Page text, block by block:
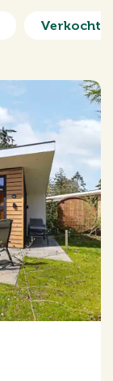
Verkocht